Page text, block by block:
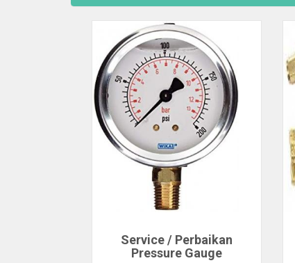
Service / Perbaikan
Pressure Gauge